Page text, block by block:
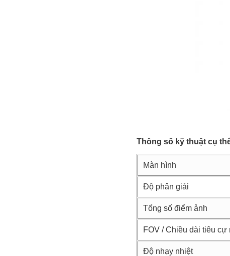
Thông số kỹ thuật cụ
Màn hình
Độ phân giải
Tổng số điểm ảnh
FOV / Chiều dài tiêu cự
Độ nhạy nhiệt